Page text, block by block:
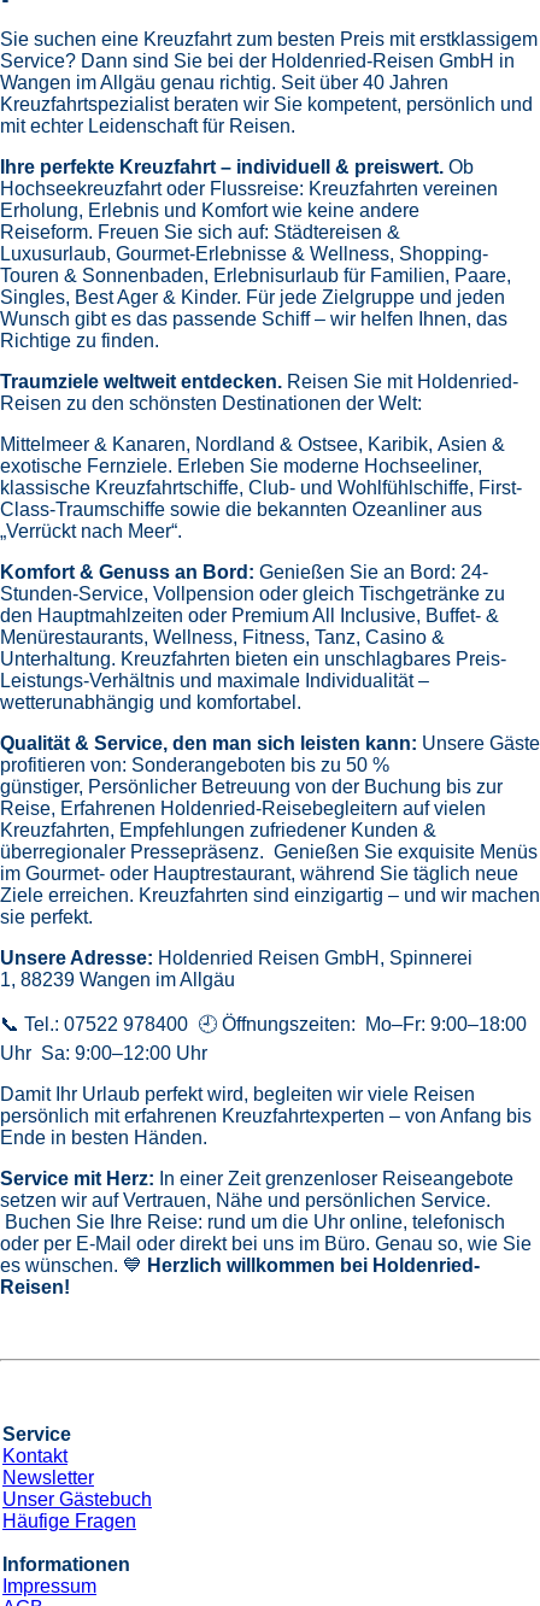
Sie suchen eine Kreuzfahrt zum besten Preis mit erstklassigem
Service? Dann sind Sie bei der Holdenried-Reisen GmbH in
Wangen im Allgäu genau richtig. Seit über 40 Jahren
Kreuzfahrtspezialist beraten wir Sie kompetent, persönlich und
mit echter Leidenschaft für Reisen.
Ihre perfekte Kreuzfahrt – individuell & preiswert. Ob
Hochseekreuzfahrt oder Flussreise: Kreuzfahrten vereinen
Erholung, Erlebnis und Komfort wie keine andere
Reiseform. Freuen Sie sich auf: Städtereisen &
Luxusurlaub, Gourmet-Erlebnisse & Wellness, Shopping-
Touren & Sonnenbaden, Erlebnisurlaub für Familien, Paare,
Singles, Best Ager & Kinder. Für jede Zielgruppe und jeden
Wunsch gibt es das passende Schiff – wir helfen Ihnen, das
Richtige zu finden.
Traumziele weltweit entdecken. Reisen Sie mit Holdenried-
Reisen zu den schönsten Destinationen der Welt:
Mittelmeer & Kanaren, Nordland & Ostsee, Karibik, Asien &
exotische Fernziele. Erleben Sie moderne Hochseeliner,
klassische Kreuzfahrtschiffe, Club- und Wohlfühlschiffe, First-
Class-Traumschiffe sowie die bekannten Ozeanliner aus
„Verrückt nach Meer“.
Komfort & Genuss an Bord: Genießen Sie an Bord: 24-
Stunden-Service, Vollpension oder gleich Tischgetränke zu
den Hauptmahlzeiten oder Premium All Inclusive, Buffet- &
Menürestaurants, Wellness, Fitness, Tanz, Casino &
Unterhaltung. Kreuzfahrten bieten ein unschlagbares Preis-
Leistungs-Verhältnis und maximale Individualität –
wetterunabhängig und komfortabel.
Qualität & Service, den man sich leisten kann: Unsere Gäste
profitieren von: Sonderangeboten bis zu 50 %
günstiger, Persönlicher Betreuung von der Buchung bis zur
Reise, Erfahrenen Holdenried-Reisebegleitern auf vielen
Kreuzfahrten, Empfehlungen zufriedener Kunden &
überregionaler Pressepräsenz. Genießen Sie exquisite Menüs
im Gourmet- oder Hauptrestaurant, während Sie täglich neue
Ziele erreichen. Kreuzfahrten sind einzigartig – und wir machen
sie perfekt.
Unsere Adresse: Holdenried Reisen GmbH, Spinnerei
1, 88239 Wangen im Allgäu
📞 Tel.: 07522 978400 🕘 Öffnungszeiten: Mo–Fr: 9:00–18:00
Uhr Sa: 9:00–12:00 Uhr
Damit Ihr Urlaub perfekt wird, begleiten wir viele Reisen
persönlich mit erfahrenen Kreuzfahrtexperten – von Anfang bis
Ende in besten Händen.
Service mit Herz: In einer Zeit grenzenloser Reiseangebote
setzen wir auf Vertrauen, Nähe und persönlichen Service.
Buchen Sie Ihre Reise: rund um die Uhr online, telefonisch
oder per E-Mail oder direkt bei uns im Büro. Genau so, wie Sie
es wünschen. 💙 Herzlich willkommen bei Holdenried-
Reisen!
Service
Kontakt
Newsletter
Unser Gästebuch
Häufige Fragen
Informationen
Impressum